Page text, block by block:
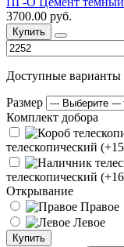
3700.00 руб.
Купить
Доступные варианты
Размер
Комплект добора
телескопический
телескопический
Открывание
Правое
Левое
Купить